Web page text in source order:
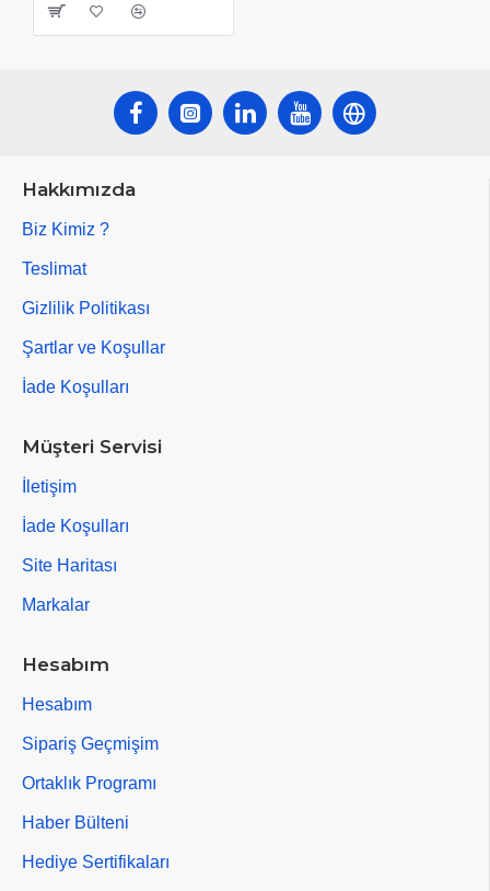
Hakkımızda
Biz Kimiz ?
Teslimat
Gizlilik Politikası
Şartlar ve Koşullar
İade Koşulları
Müşteri Servisi
İletişim
İade Koşulları
Site Haritası
Markalar
Hesabım
Hesabım
Sipariş Geçmişim
Ortaklık Programı
Haber Bülteni
Hediye Sertifikaları